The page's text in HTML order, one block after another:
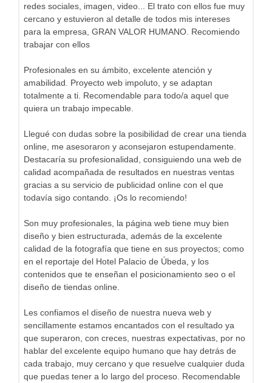
redes sociales, imagen, video... El trato con ellos fue muy
cercano y estuvieron al detalle de todos mis intereses
para la empresa, GRAN VALOR HUMANO. Recomiendo
trabajar con ellos
Profesionales en su ámbito, excelente atención y
amabilidad. Proyecto web impoluto, y se adaptan
totalmente a ti. Recomendable para todo/a aquel que
quiera un trabajo impecable.
Llegué con dudas sobre la posibilidad de crear una tienda
online, me asesoraron y aconsejaron estupendamente.
Destacaría su profesionalidad, consiguiendo una web de
calidad acompañada de resultados en nuestras ventas
gracias a su servicio de publicidad online con el que
todavía sigo contando. ¡Os lo recomiendo!
Son muy profesionales, la página web tiene muy bien
diseño y bien estructurada, además de la excelente
calidad de la fotografía que tiene en sus proyectos; como
en el reportaje del Hotel Palacio de Úbeda, y los
contenidos que te enseñan el posicionamiento seo o el
diseño de tiendas online.
Les confiamos el diseño de nuestra nueva web y
sencillamente estamos encantados con el resultado ya
que superaron, con creces, nuestras expectativas, por no
hablar del excelente equipo humano que hay detrás de
cada trabajo, muy cercano y que resuelve cualquier duda
que puedas tener a lo largo del proceso. Recomendable